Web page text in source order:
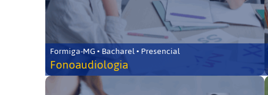
Formiga-MG • Bacharel • Presencial
Fonoaudiologia